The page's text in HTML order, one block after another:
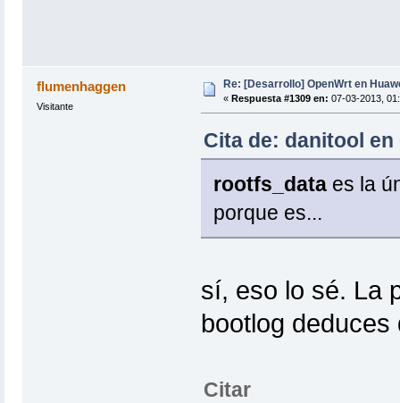
flumenhaggen
Visitante
Re: [Desarrollo] OpenWrt en
« Respuesta #1309 en: 07-03-2013,
Cita de: danitool en
rootfs_dataes la
porque es...
sí, eso lo sé. La
bootlog
Citar